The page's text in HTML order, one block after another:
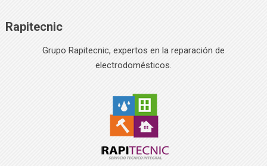
Rapitecnic
Grupo Rapitecnic, expertos en la reparación de
electrodomésticos.